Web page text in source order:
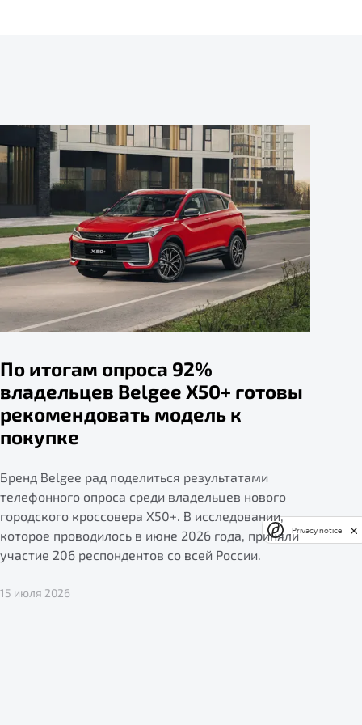
По итогам опроса 92%
владельцев Belgee X50+ готовы
рекомендовать модель к
покупке
Бренд Belgee рад поделиться результатами
телефонного опроса среди владельцев нового
городского кроссовера X50+. В исследовании,
которое проводилось в июне 2026 года, приняли
участие 206 респондентов со всей России.
15 июля 2026
Privacy notice